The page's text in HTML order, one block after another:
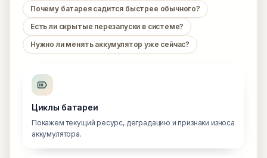
Почему батарея садится быстрее обычного?
Есть ли скрытые перезапуски в системе?
Нужно ли менять аккумулятор уже сейчас?
Циклы батареи
Покажем текущий ресурс, деградацию и признаки износа
аккумулятора.